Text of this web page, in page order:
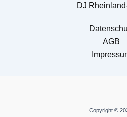
DJ
AGB
Copyright ©